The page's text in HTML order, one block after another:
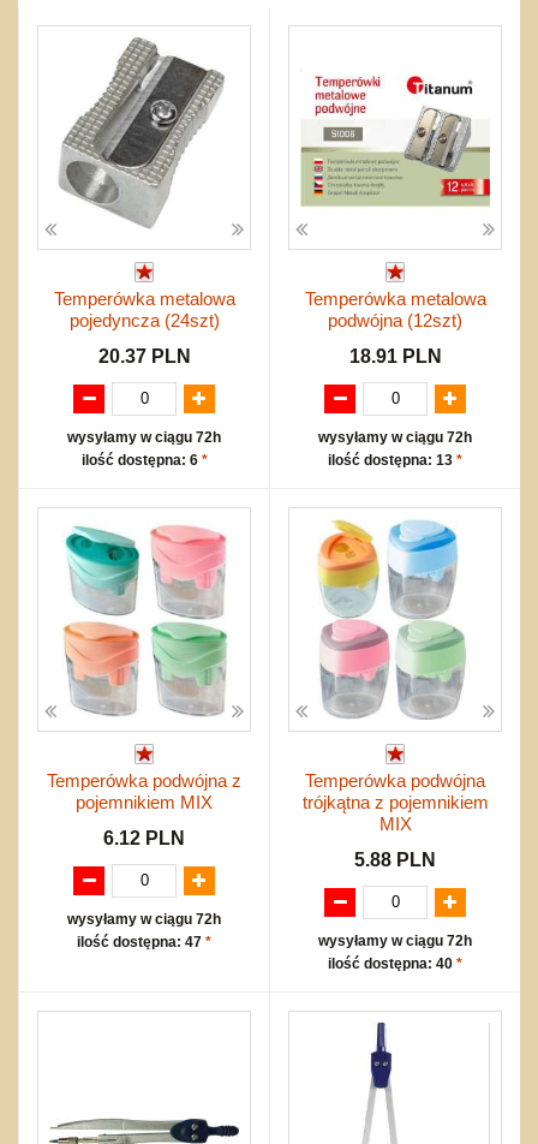
Okolicznościowe i świąteczne
Dźwiekowe
Bajkowe
Inne
Karuzelki
Maty do zabawy
Do rozkręcania
Bąki
Pojazdy
Inne
Mebelkido siatkówki
do koszykówki
Wyprzedaż
Promocje
Zakupy hurtowe
Koszty przesyłki
Regulamin
Kontakt
Mapa produktów
Temperówka metalowa
pojedyncza (24szt)
20.37 PLN
wysyłamy w ciągu 72h
ilość dostępna: 6 *
Temperówka metalowa
podwójna (12szt)
18.91 PLN
wysyłamy w ciągu 72h
ilość dostępna: 13 *
Temperówka podwójna z
pojemnikiem MIX
6.12 PLN
wysyłamy w ciągu 72h
ilość dostępna: 47 *
Temperówka podwójna
trójkątna z pojemnikiem
MIX
5.88 PLN
wysyłamy w ciągu 72h
ilość dostępna: 40 *